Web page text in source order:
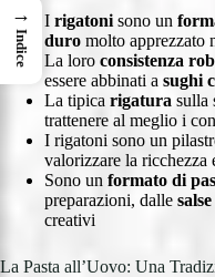
I rigatoni sono un
duro molto apprezzato
La loro consistenza
essere abbinati a sughi
La tipica rigatura sulla
trattenere al meglio i
I rigatoni sono un
valorizzare la ricchezza
Sono un formato di
preparazioni, dalle salse
creativi
La Pasta all’Uovo: Una
→
Indice